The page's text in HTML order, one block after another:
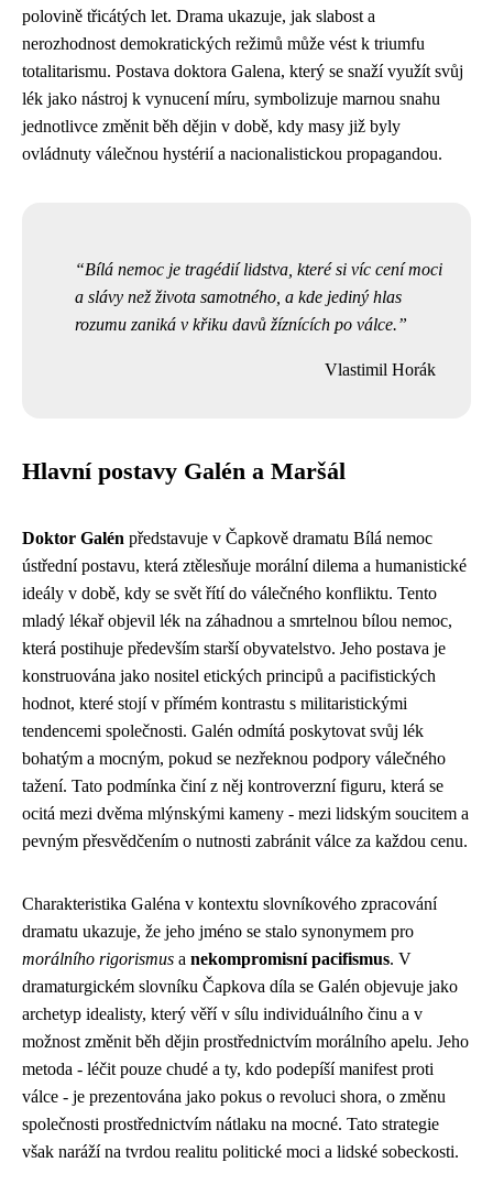
polovině třicátých let. Drama ukazuje, jak slabost a
nerozhodnost demokratických režimů může vést k triumfu
totalitarismu. Postava doktora Galena, který se snaží využít svůj
lék jako nástroj k vynucení míru, symbolizuje marnou snahu
jednotlivce změnit běh dějin v době, kdy masy již byly
ovládnuty válečnou hystérií a nacionalistickou propagandou.
Bílá nemoc je tragédií lidstva, které si víc cení moci
a slávy než života samotného, a kde jediný hlas
rozumu zaniká v křiku davů žíznících po válce.
Vlastimil Horák
Hlavní postavy Galén a Maršál
Doktor Galén představuje v Čapkově dramatu Bílá nemoc
ústřední postavu, která ztělesňuje morální dilema a humanistické
ideály v době, kdy se svět řítí do válečného konfliktu. Tento
mladý lékař objevil lék na záhadnou a smrtelnou bílou nemoc,
která postihuje především starší obyvatelstvo. Jeho postava je
konstruována jako nositel etických principů a pacifistických
hodnot, které stojí v přímém kontrastu s militaristickými
tendencemi společnosti. Galén odmítá poskytovat svůj lék
bohatým a mocným, pokud se nezřeknou podpory válečného
tažení. Tato podmínka činí z něj kontroverzní figuru, která se
ocitá mezi dvěma mlýnskými kameny - mezi lidským soucitem a
pevným přesvědčením o nutnosti zabránit válce za každou cenu.
Charakteristika Galéna v kontextu slovníkového zpracování
dramatu ukazuje, že jeho jméno se stalo synonymem pro
morálního rigorismus a nekompromisní pacifismus. V
dramaturgickém slovníku Čapkova díla se Galén objevuje jako
archetyp idealisty, který věří v sílu individuálního činu a v
možnost změnit běh dějin prostřednictvím morálního apelu. Jeho
metoda - léčit pouze chudé a ty, kdo podepíší manifest proti
válce - je prezentována jako pokus o revoluci shora, o změnu
společnosti prostřednictvím nátlaku na mocné. Tato strategie
však naráží na tvrdou realitu politické moci a lidské sobeckosti.